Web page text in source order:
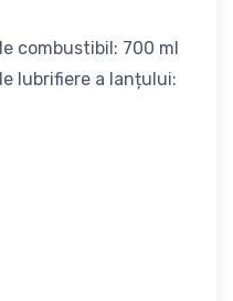
combustibil: 700 ml
lubrifiere a lanțului: